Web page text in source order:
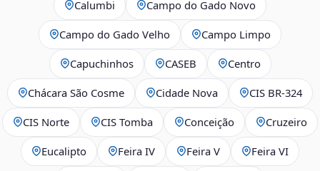
Calumbi Campo do Gado Novo
Campo do Gado Velho Campo Limpo
Capuchinhos CASEB Centro
Chácara São Cosme Cidade Nova CIS BR‑324
CIS Norte CIS Tomba Conceição Cruzeiro
Eucalipto Feira IV Feira V Feira VI